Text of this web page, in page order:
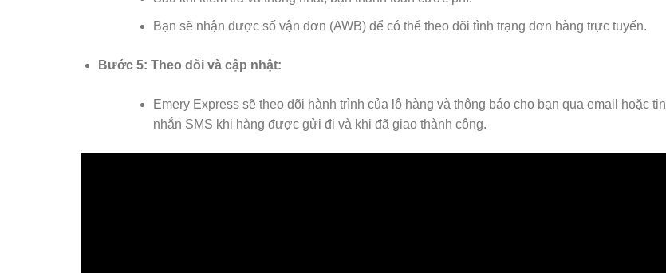
Bạn sẽ nhận được số vận đơn (AWB) để có thể theo dõi tình trạng đơn hàng trực tuyến.
Bước 5: Theo dõi và cập nhật:
Emery Express sẽ theo dõi hành trình của lô hàng và thông báo cho bạn qua email hoặc tin
nhắn SMS khi hàng được gửi đi và khi đã giao thành công.